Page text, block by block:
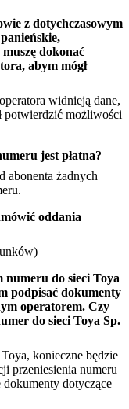
z dotychczasowym
dokonać
abym mógł
widnieją dane,
potwierdzić możliwości
jest płatna?
abonenta żadnych
oddania
numeru do sieci Toya
podpisać dokumenty
operatorem. Czy
do sieci Toya Sp.
konieczne będzie
przeniesienia numeru
dokumenty dotyczące